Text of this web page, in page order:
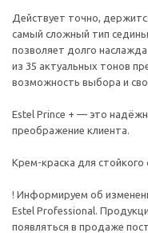
Действует точно,
самый сложный тип
позволяет долго
из 35 актуальных тонов
возможность выбора и
Estel Prince + — это
преображение клиента.
Крем-краска для
! Информируем об
Estel Professional.
появляться в продаже